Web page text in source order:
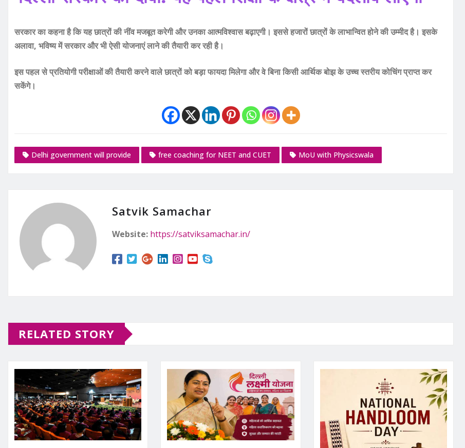
सरकार का कहना है कि यह छात्रों की नींव मजबूत करेगी और उनका आत्मविश्वास बढ़ाएगी। इससे हजारों छात्रों के लाभान्वित होने की उम्मीद है। इसके
अलावा, भविष्य में सरकार और भी ऐसी योजनाएं लाने की तैयारी कर रही है।
इस पहल से प्रतियोगी परीक्षाओं की तैयारी करने वाले छात्रों को बड़ा फायदा मिलेगा और वे बिना किसी आर्थिक बोझ के उच्च स्तरीय कोचिंग प्राप्त कर
सकेंगे।
Delhi government will provide free coaching for NEET and CUET MoU with Physicswala
Satvik Samachar
Website: https://satviksamachar.in/
RELATED STORY